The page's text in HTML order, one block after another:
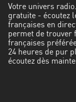
Votre univers
gratuite - écoutez
françaises en
permet de trouver
françaises
24 heures de pur
écoutez dès